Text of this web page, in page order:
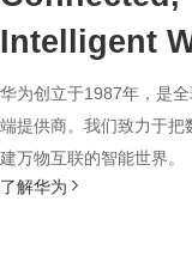
Intelligent
华为创立于1987年，是
端提供商。我们致力于把
建万物互联的智能世界。
了解华为